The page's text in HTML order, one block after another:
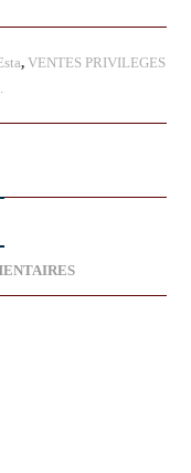
,VENTES PRIVILEGES